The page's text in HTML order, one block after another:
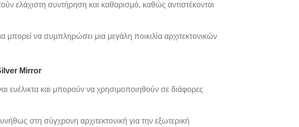
ελάχιστη συντήρηση και καθαρισμό, καθώς αντιστέκονται
μπορεί να συμπληρώσει μια μεγάλη ποικιλία αρχιτεκτονικών
Mirror
ευέλικτα και μπορούν να χρησιμοποιηθούν σε διάφορες
στη σύγχρονη αρχιτεκτονική για την εξωτερική